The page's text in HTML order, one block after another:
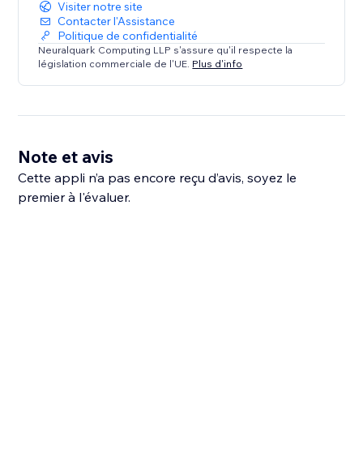
Visiter notre site
Contacter l'Assistance
Politique de confidentialité
Neuralquark Computing LLP s'assure qu'il respecte la
législation commerciale de l'UE. Plus d'info
Note et avis
Cette appli n’a pas encore reçu d’avis, soyez le
premier à l'évaluer.